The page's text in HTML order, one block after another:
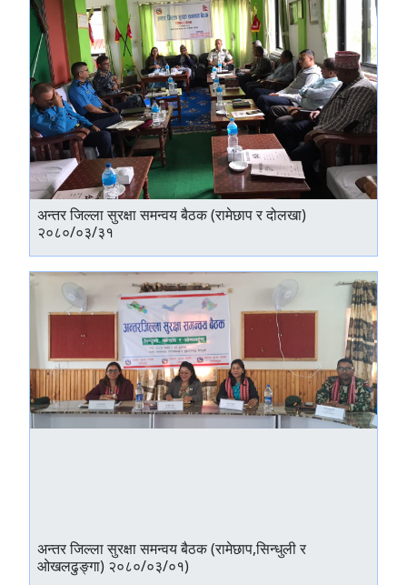
अन्तर जिल्ला सुरक्षा समन्वय बैठक (रामेछाप र दोलखा)
२०८०/०३/३१
अन्तर जिल्ला सुरक्षा समन्वय बैठक (रामेछाप,सिन्धुली र
ओखलढुङ्गा) २०८०/०३/०१)